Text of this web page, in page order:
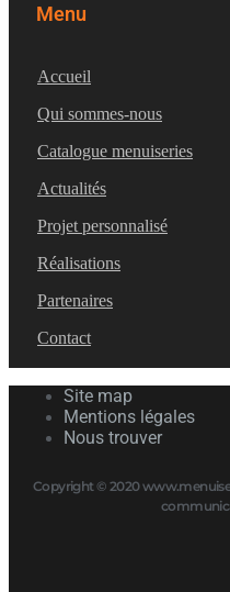
Menu
Accueil
Qui sommes-nous
Catalogue menuiseries
Actualités
Projet personnalisé
Réalisations
Partenaires
Contact
Site map
Mentions légales
Nous trouver
Copyright © 2020